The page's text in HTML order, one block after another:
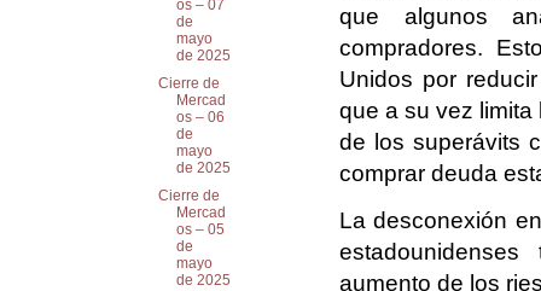
que algunos
compradores.
Unidos por
que a su vez
de los superávits
comprar deuda
La desconexión
aumento de los
os – 07
de
mayo
de 2025
Cierre de
Mercad
os – 06
de
mayo
de 2025
Cierre de
Mercad
os – 05
de
mayo
de 2025